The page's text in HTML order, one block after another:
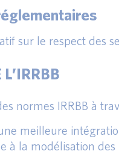
sur le respect des
normes IRRBB à
meilleure
à la modélisation